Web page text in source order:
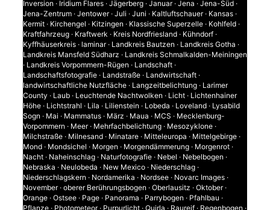
Inversion · Iridium Flares · Jägerberg · Januar· Jena · Jena-Süd ·
Jena-Zentrum · Jentower· Juli · Juni · Kaltluftschauer· Kansas ·
Kermit · Kirchengel · Kitzingen · Klassische Superzelle · Kohlfeld ·
Kraftfahrzeug · Kraftwerk · Kreis Nordfriesland · Kühndorf ·
Kyffhäuserkreis · laminar· Landkreis Bautzen · Landkreis Gotha ·
Landkreis Mansfeld Südharz · Landkreis Schmalkalden-Meiningen
· Landkreis Vorpommern-Rügen · Landschaft ·
Landschaftsfotografie · Landstraße · Landwirtschaft ·
landwirtschaftliche Nutzfläche · Langzeitbelichtung · Larimer
County · Laub · Leuchtende Nachtwolken · Licht · Lichtenhainer
Höhe · Lichtstrahl · Lila · Lilienstein · Lobeda · Loveland · Lysabild
Sogn · Mai · Mammatus · März · Maua · MCS · Mecklenburg-
Vorpommern · Meer· Mehrfachbelichtung · Mesozyklone ·
Milchstraße · Milnesand · Minatare · Mitteleuropa · Mittelgebirge ·
Mond · Mondsichel · Morgen · Morgendämmerung · Morgenrot ·
Nacht · Naheinschlag · Naturfotografie · Nebel · Nebelbogen ·
Nebraska · Neulobeda · New Mexico · Niederschlag ·
Niederschlagskern · Nordamerika · Nordsee · Novarc Images ·
November· oberer Berührungsbogen · Oberlausitz · Oktober·
Orange · Ostsee · Page · Panorama · Parrybogen · Pfahlbau ·
Pflanze · Photometeor· Purpurlicht · Quirla · Raureif · Regenbogen ·